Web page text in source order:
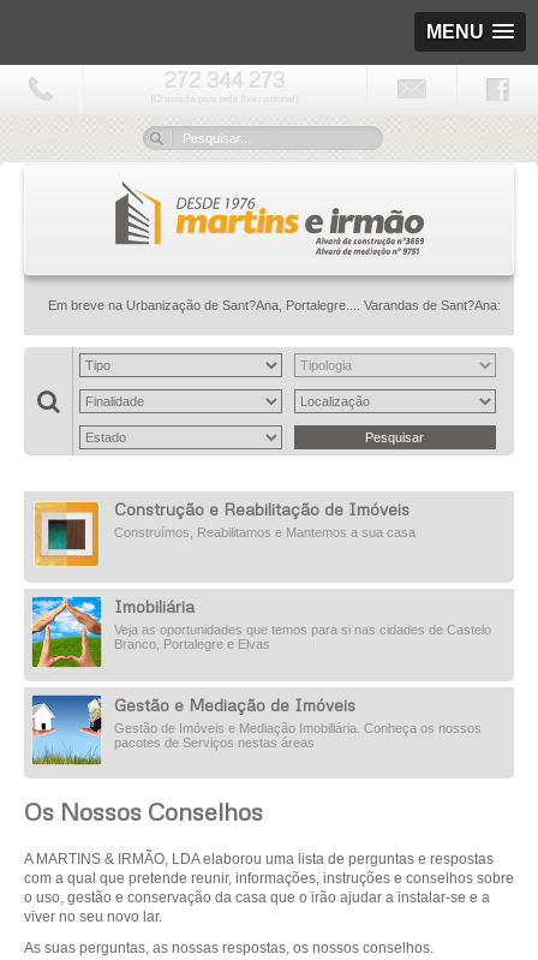
MENU
272 344 273
Em breve na Urbanização de Sant?Ana, Portalegre.... Varandas de Sant?Ana: onde a
Construção e Reabilitação de Imóveis
Construímos, Reabilitamos e Mantemos a sua casa
Imobiliária
Veja as oportunidades que temos para si nas cidades de Castelo
Branco, Portalegre e Elvas
Gestão e Mediação de Imóveis
Gestão de Imóveis e Mediação Imobiliária. Conheça os nossos
pacotes de Serviços nestas áreas
Os Nossos Conselhos
A MARTINS & IRMÃO, LDA elaborou uma lista de perguntas e respostas
com a qual que pretende reunir, informações, instruções e conselhos sobre
o uso, gestão e conservação da casa que o irão ajudar a instalar-se e a
viver no seu novo lar.
As suas perguntas, as nossas respostas, os nossos conselhos.